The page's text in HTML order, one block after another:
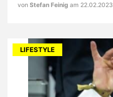
von Stefan Feinig am 22.02.2023
LIFESTYLE